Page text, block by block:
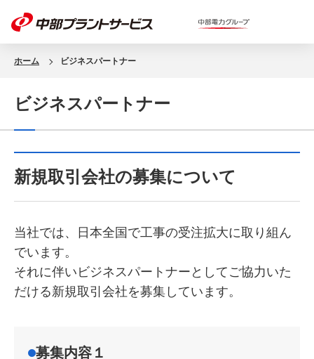
ホーム ビジネスパートナー
ビジネスパートナー
新規取引会社の募集について
当社では、日本全国で工事の受注拡大に取り組ん
でいます。
それに伴いビジネスパートナーとしてご協力いた
だける新規取引会社を募集しています。
募集内容１